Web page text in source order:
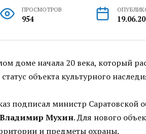
ПРОСМОТРОВ
954
доме начала 20 века, который
объекта культурного
подписал министр Саратовской
Владимир Мухин. Для нового
и предметы охраны.